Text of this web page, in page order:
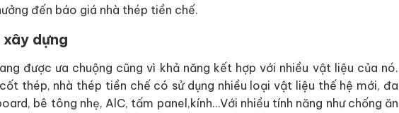
đến báo giá nhà thép tiền chế.
dựng
được ưa chuộng cũng vì khả năng kết hợp với nhiều vật liệu của nó.
thép, nhà thép tiền chế có sử dụng nhiều loại vật liệu thế hệ mới, đa
bê tông nhẹ, AlC, tấm panel,kính…Với nhiều tính năng như chống ăn